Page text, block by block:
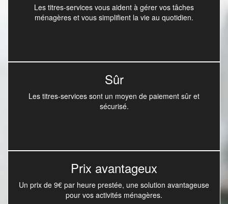
Les titres-services vous aident à gérer vos tâches
ménagères et vous simplifient la vie au quotidien.
Sûr
Les titres-services sont un moyen de paiement sûr et
sécurisé.
Prix avantageux
Un prix de 9€ par heure prestée, une solution avantageuse
pour vos activités ménagères.